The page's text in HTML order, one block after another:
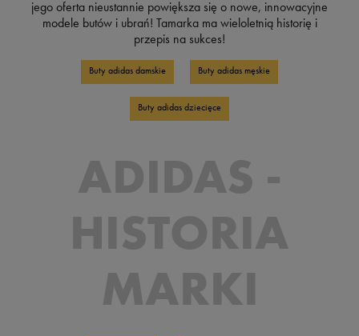
jego oferta nieustannie powiększa się o nowe, innowacyjne
modele butów i ubrań! Tamarka ma wieloletnią historię i
przepis na sukces!
Buty adidas damskie Buty adidas męskie
Buty adidas dziecięce
ADIDAS -
HISTORIA
MARKI